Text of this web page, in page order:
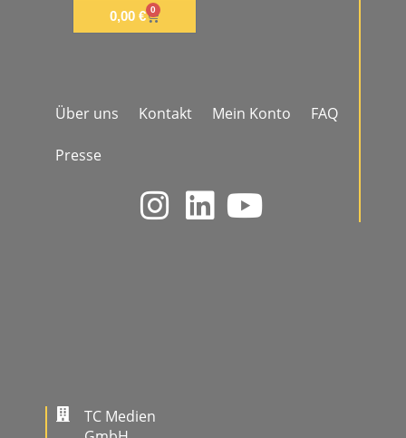
0,00 € 0
Über uns Kontakt Mein Konto FAQ
Presse
TC Medien